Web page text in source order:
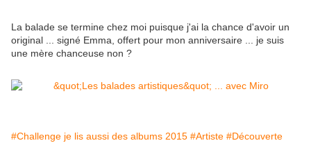
La balade se termine chez moi puisque j'ai la chance d'avoir un
original ... signé Emma, offert pour mon anniversaire ... je suis
une mère chanceuse non ?
#Challenge je lis aussi des albums 2015 #Artiste #Découverte